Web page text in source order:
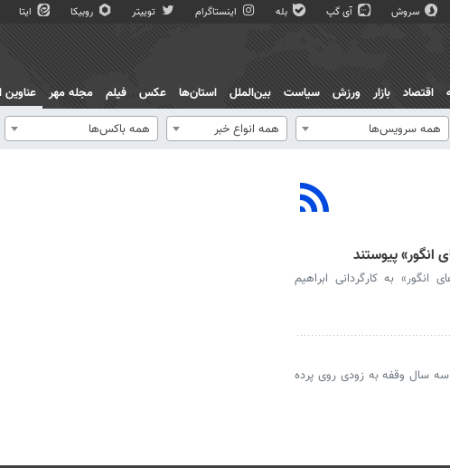
سروش آی گپ بله اینستاگرام توییتر روبیکا ایتا
اقتصاد بازار ورزش سیاست بین‌الملل استان‌ها عکس فیلم مجله مهر
عناوین
همه سرویس‌ها همه انواع خبر همه باکس‌ها
انگور» پیوستند
انگور» به کارگردانی ابراهیم
سال وقفه به زودی روی پرده